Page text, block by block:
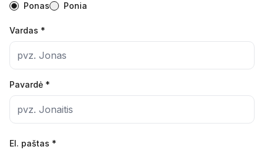
Ponas
Ponia
Vardas *
Pavardė *
El. paštas *